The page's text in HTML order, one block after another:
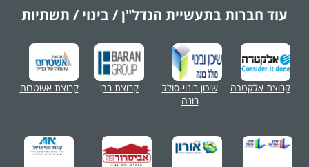
עוד חברות בתעשיית הנדל"ן / בינוי / תשתיות
קבוצת אלקטרה
שיכון בינוי-סולל
בונה
קבוצת ברן קבוצת אשטרום